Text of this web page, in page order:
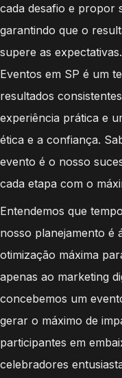
cada desafio e propor
garantindo que o
supere as
Eventos em SP é um
resultados
experiência prática e
ética e a confiança.
evento é o nosso
cada etapa com o
Entendemos que
nosso planejamento é
otimização máxima
apenas ao marketing
concebemos um
gerar o máximo de
participantes em
celebradores